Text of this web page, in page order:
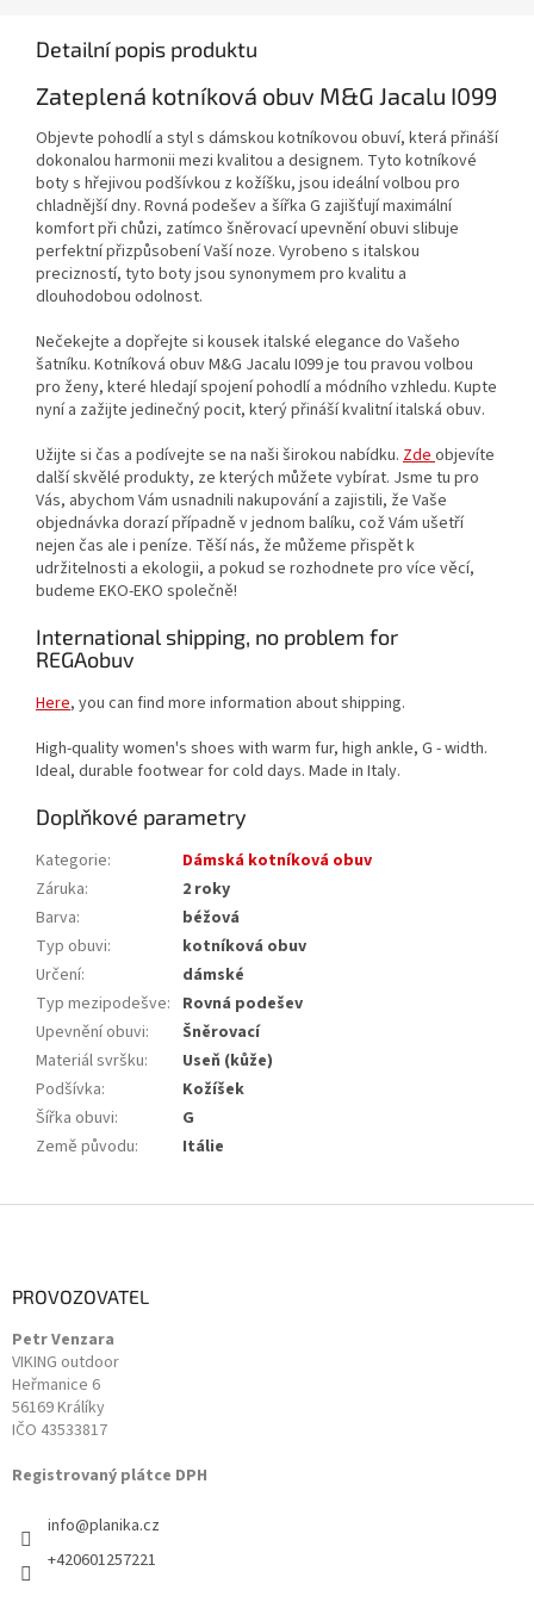
Detailní popis produktu
Zateplená kotníková obuv M&G Jacalu I099
Objevte pohodlí a styl s dámskou kotníkovou obuví, která přináší
dokonalou harmonii mezi kvalitou a designem. Tyto kotníkové
boty s hřejivou podšívkou z kožíšku, jsou ideální volbou pro
chladnější dny. Rovná podešev a šířka G zajišťují maximální
komfort při chůzi, zatímco šněrovací upevnění obuvi slibuje
perfektní přizpůsobení Vaší noze. Vyrobeno s italskou
precizností, tyto boty jsou synonymem pro kvalitu a
dlouhodobou odolnost.
Nečekejte a dopřejte si kousek italské elegance do Vašeho
šatníku. Kotníková obuv M&G Jacalu I099 je tou pravou volbou
pro ženy, které hledají spojení pohodlí a módního vzhledu. Kupte
nyní a zažijte jedinečný pocit, který přináší kvalitní italská obuv.
Užijte si čas a podívejte se na naši širokou nabídku. Zdeobjevíte
další skvělé produkty, ze kterých můžete vybírat. Jsme tu pro
Vás, abychom Vám usnadnili nakupování a zajistili, že Vaše
objednávka dorazí případně v jednom balíku, což Vám ušetří
nejen čas ale i peníze. Těší nás, že můžeme přispět k
udržitelnosti a ekologii, a pokud se rozhodnete pro více věcí,
budeme EKO-EKO společně!
International shipping, no problem for
REGAobuv
Here, you can find more information about shipping.
High-quality women's shoes with warm fur, high ankle, G - width.
Ideal, durable footwear for cold days. Made in Italy.
Doplňkové parametry
Kategorie:
Dámská kotníková obuv
Záruka:
2 roky
Barva:
béžová
Typ obuvi:
kotníková obuv
Určení:
dámské
Typ mezipodešve: Rovná podešev
Upevnění obuvi:
Šněrovací
Materiál svršku:
Useň (kůže)
Podšívka:
Kožíšek
Šířka obuvi:
G
Země původu: Itálie
PROVOZOVATEL
Petr Venzara
VIKING outdoor
Heřmanice 6
56169 Králíky
IČO 43533817
Registrovaný plátce DPH
info@planika.cz
+420601257221